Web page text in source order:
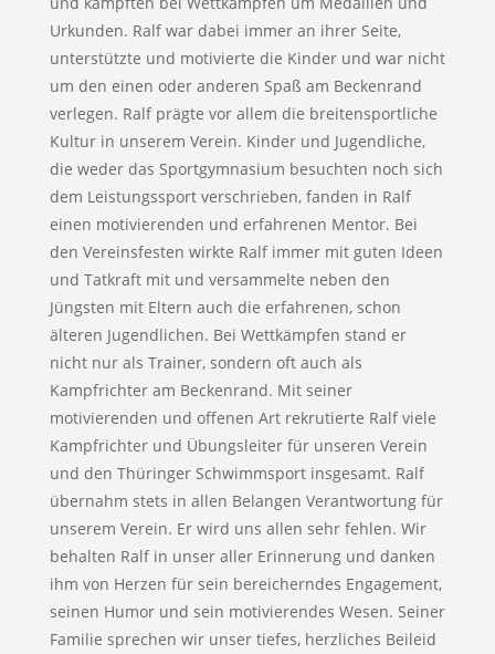
Urkunden. Ralf war dabei immer an ihrer Seite,
unterstützte und motivierte die Kinder und war nicht
um den einen oder anderen Spaß am Beckenrand
verlegen. Ralf prägte vor allem die breitensportliche
Kultur in unserem Verein. Kinder und Jugendliche,
die weder das Sportgymnasium besuchten noch sich
dem Leistungssport verschrieben, fanden in Ralf
einen motivierenden und erfahrenen Mentor. Bei
den Vereinsfesten wirkte Ralf immer mit guten Ideen
und Tatkraft mit und versammelte neben den
Jüngsten mit Eltern auch die erfahrenen, schon
älteren Jugendlichen. Bei Wettkämpfen stand er
nicht nur als Trainer, sondern oft auch als
Kampfrichter am Beckenrand. Mit seiner
motivierenden und offenen Art rekrutierte Ralf viele
Kampfrichter und Übungsleiter für unseren Verein
und den Thüringer Schwimmsport insgesamt. Ralf
übernahm stets in allen Belangen Verantwortung für
unserem Verein. Er wird uns allen sehr fehlen. Wir
behalten Ralf in unser aller Erinnerung und danken
ihm von Herzen für sein bereicherndes Engagement,
seinen Humor und sein motivierendes Wesen. Seiner
Familie sprechen wir unser tiefes, herzliches Beileid